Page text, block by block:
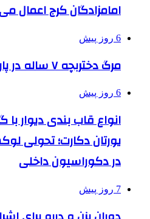
امامزادگان کرج اعمال
6 روز پیش
مرگ دختربچه ۷ ساله در پارک اسلامشهر
6 روز پیش
انواع قاب بندی دیوار
یورتان دکارت؛ تحولی
در دکوراسیون داخلی
7 روز پیش